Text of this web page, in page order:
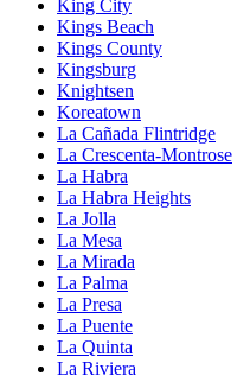
King City
Kings Beach
Kings County
Kingsburg
Knightsen
Koreatown
La Cañada Flintridge
La Crescenta-Montrose
La Habra
La Habra Heights
La Jolla
La Mesa
La Mirada
La Palma
La Presa
La Puente
La Quinta
La Riviera